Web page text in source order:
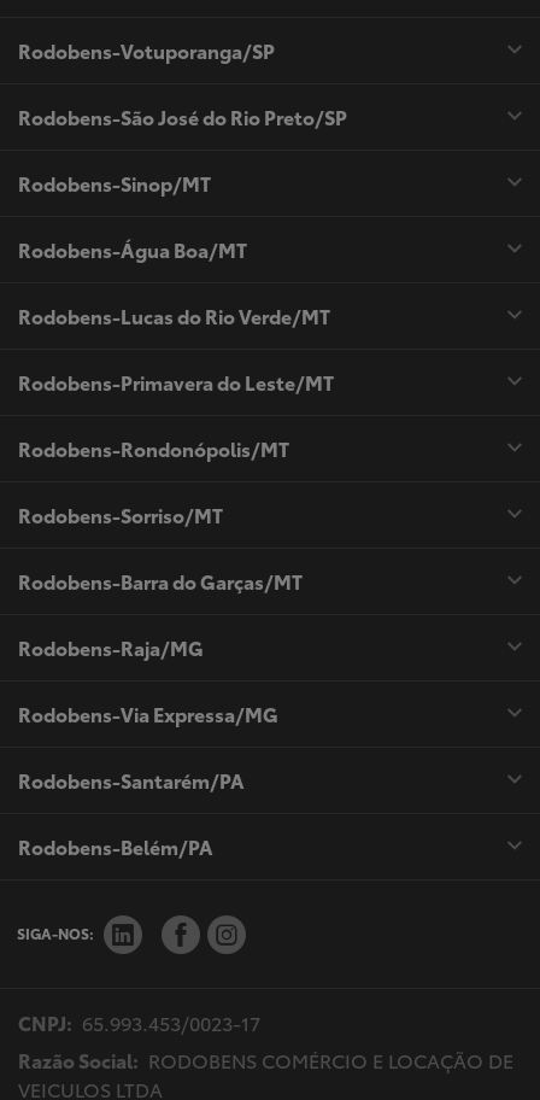
Rodobens-Votuporanga/SP
Rodobens-São José do Rio Preto/SP
Rodobens-Sinop/MT
Rodobens-Água Boa/MT
Rodobens-Lucas do Rio Verde/MT
Rodobens-Primavera do Leste/MT
Rodobens-Rondonópolis/MT
Rodobens-Sorriso/MT
Rodobens-Barra do Garças/MT
Rodobens-Raja/MG
Rodobens-Via Expressa/MG
Rodobens-Santarém/PA
Rodobens-Belém/PA
SIGA-NOS:
CNPJ: 65.993.453/0023-17
Razão Social: RODOBENS COMÉRCIO E LOCAÇÃO DE
VEICULOS LTDA